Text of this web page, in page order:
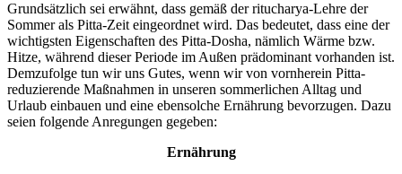
Grundsätzlich sei erwähnt, dass gemäß der ritucharya-Lehre der
Sommer als Pitta-Zeit eingeordnet wird. Das bedeutet, dass eine der
wichtigsten Eigenschaften des Pitta-Dosha, nämlich Wärme bzw.
Hitze, während dieser Periode im Außen prädominant vorhanden ist.
Demzufolge tun wir uns Gutes, wenn wir von vornherein Pitta-
reduzierende Maßnahmen in unseren sommerlichen Alltag und
Urlaub einbauen und eine ebensolche Ernährung bevorzugen. Dazu
seien folgende Anregungen gegeben:
Ernährung